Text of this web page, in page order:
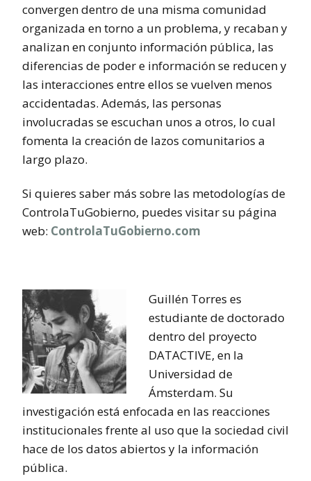
convergen dentro de una misma comunidad
organizada en torno a un problema, y recaban y
analizan en conjunto información pública, las
diferencias de poder e información se reducen y
las interacciones entre ellos se vuelven menos
accidentadas. Además, las personas
involucradas se escuchan unos a otros, lo cual
fomenta la creación de lazos comunitarios a
largo plazo.
Si quieres saber más sobre las metodologías de
ControlaTuGobierno, puedes visitar su página
web: ControlaTuGobierno.com
Guillén Torres es
estudiante de doctorado
dentro del proyecto
DATACTIVE, en la
Universidad de
Ámsterdam. Su
investigación está enfocada en las reacciones
institucionales frente al uso que la sociedad civil
hace de los datos abiertos y la información
pública.